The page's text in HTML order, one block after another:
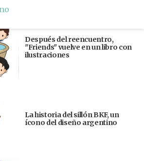
Después del reencuentro,
"Friends" vuelve en un libro con
ilustraciones
La historia del sillón BKF, un
ícono del diseño argentino